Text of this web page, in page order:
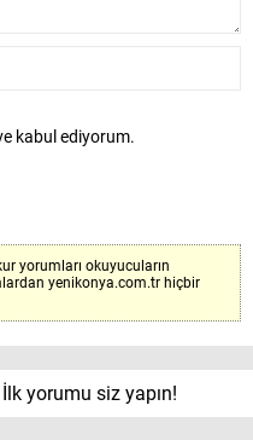
kabul ediyorum.
yorumları okuyucuların
yenikonya.com.tr hiçbir
yorumu siz yapın!